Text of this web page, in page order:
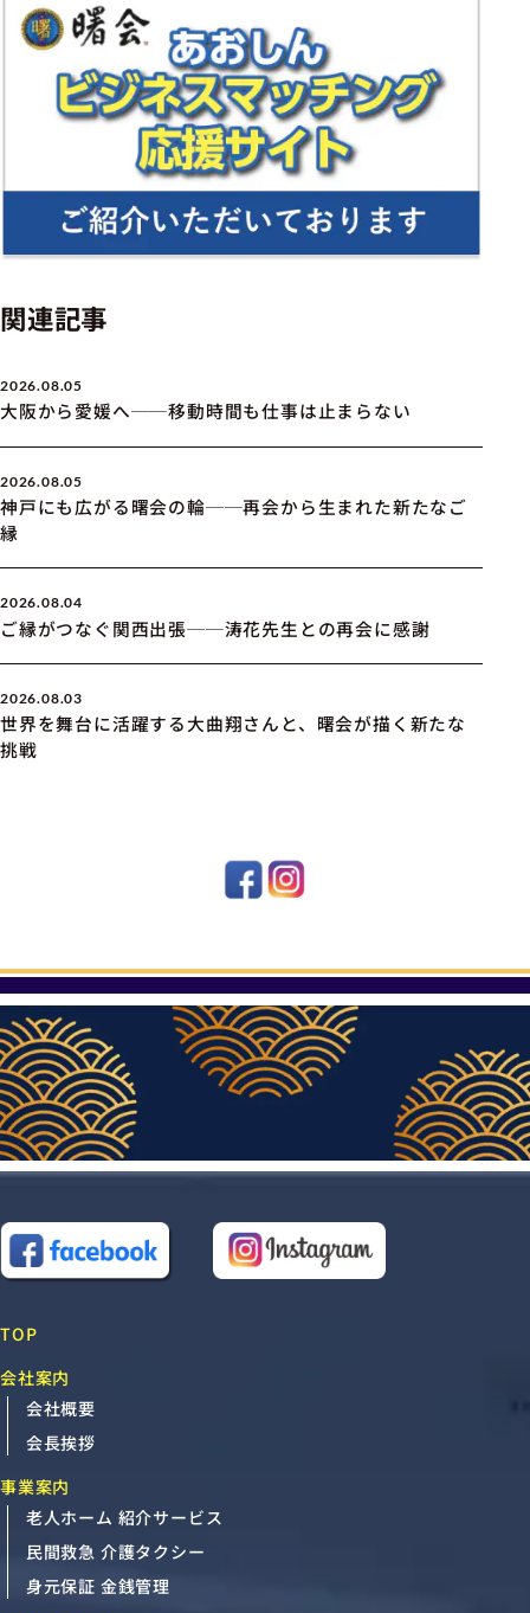
関連記事
2026.08.05
大阪から愛媛へ──移動時間も仕事は止まらない
2026.08.05
神戸にも広がる曙会の輪──再会から生まれた新たなご
縁
2026.08.04
ご縁がつなぐ関西出張──涛花先生との再会に感謝
2026.08.03
世界を舞台に活躍する大曲翔さんと、曙会が描く新たな
挑戦
TOP
会社案内
会社概要
会長挨拶
事業案内
老人ホーム 紹介サービス
民間救急 介護タクシー
身元保証 金銭管理